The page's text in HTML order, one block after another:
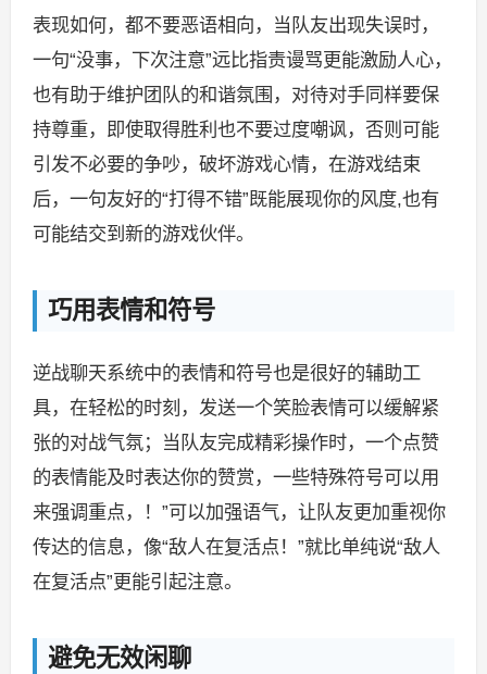
表现如何，都不要恶语相向，当队友出现失误时，
一句“没事，下次注意”远比指责谩骂更能激励人心，
也有助于维护团队的和谐氛围，对待对手同样要保
持尊重，即使取得胜利也不要过度嘲讽，否则可能
引发不必要的争吵，破坏游戏心情，在游戏结束
后，一句友好的“打得不错”既能展现你的风度,也有
可能结交到新的游戏伙伴。
巧用表情和符号
逆战聊天系统中的表情和符号也是很好的辅助工
具，在轻松的时刻，发送一个笑脸表情可以缓解紧
张的对战气氛；当队友完成精彩操作时，一个点赞
的表情能及时表达你的赞赏，一些特殊符号可以用
来强调重点，！”可以加强语气，让队友更加重视你
传达的信息，像“敌人在复活点！”就比单纯说“敌人
在复活点”更能引起注意。
避免无效闲聊